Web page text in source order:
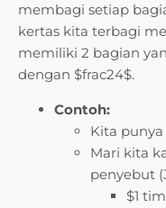
membagi setiap
kertas kita terbagi
memiliki 2 bagian
dengan $frac24$.
Contoh:
Kita punya
Mari kita
penyebut
$1